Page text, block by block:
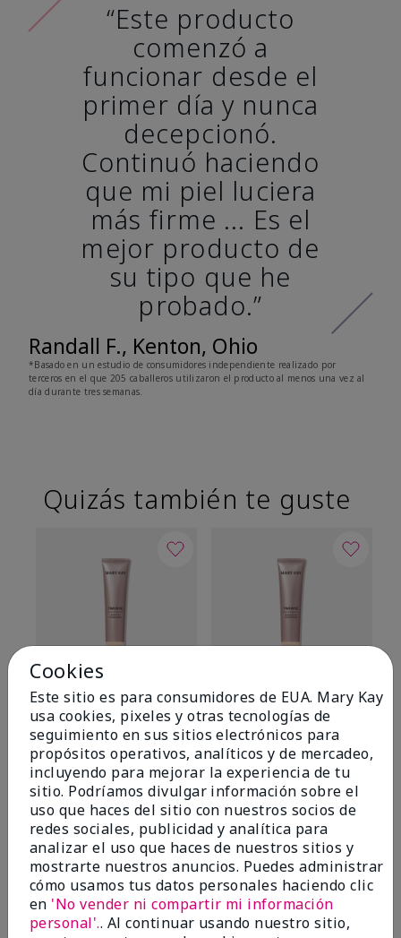
“Este producto
comenzó a
funcionar desde el
primer día y nunca
decepcionó.
Continuó haciendo
que mi piel luciera
más firme ... Es el
mejor producto de
su tipo que he
probado.”
Randall F., Kenton, Ohio
*Basado en un estudio de consumidores independiente realizado por
terceros en el que 205 caballeros utilizaron el producto al menos una vez al
día durante tres semanas.
Quizás también te guste
TimeWise® Matte 3D
Foundation
Light 1​ (subtonos rosados
fríos)
$28.00
TimeWise® Luminous 3D
Foundation
Light 1​ (subtonos rosados
fríos)
$28.00
Cookies
Este sitio es para consumidores de EUA. Mary Kay
usa cookies, pixeles y otras tecnologías de
seguimiento en sus sitios electrónicos para
propósitos operativos, analíticos y de mercadeo,
incluyendo para mejorar la experiencia de tu
sitio. Podríamos divulgar información sobre el
uso que haces del sitio con nuestros socios de
redes sociales, publicidad y analítica para
analizar el uso que haces de nuestros sitios y
mostrarte nuestros anuncios. Puedes administrar
cómo usamos tus datos personales haciendo clic
en 'No vender ni compartir mi información
personal'.. Al continuar usando nuestro sitio,